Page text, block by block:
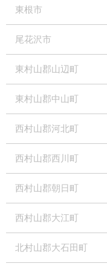
東根市
尾花沢市
東村山郡山辺町
東村山郡中山町
西村山郡河北町
西村山郡西川町
西村山郡朝日町
西村山郡大江町
北村山郡大石田町